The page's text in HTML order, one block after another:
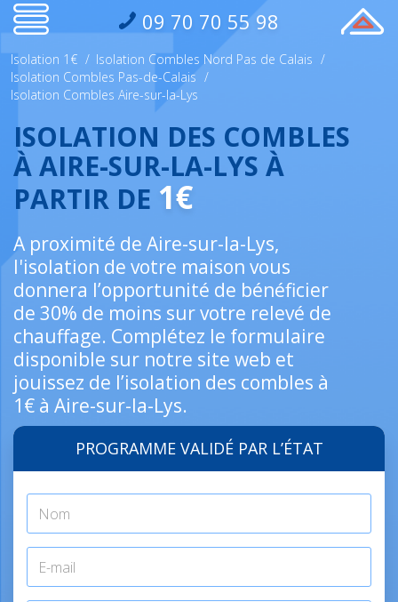
09 70 70 55 98
Isolation 1€ / Isolation Combles Nord Pas de Calais /
Isolation Combles Pas-de-Calais /
Isolation Combles Aire-sur-la-Lys
ISOLATION DES COMBLES
À AIRE-SUR-LA-LYS À
PARTIR DE 1€
A proximité de Aire-sur-la-Lys,
l'isolation de votre maison vous
donnera l’opportunité de bénéficier
de 30% de moins sur votre relevé de
chauffage. Complétez le formulaire
disponible sur notre site web et
jouissez de l’isolation des combles à
1€ à Aire-sur-la-Lys.
PROGRAMME VALIDÉ PAR L’ÉTAT